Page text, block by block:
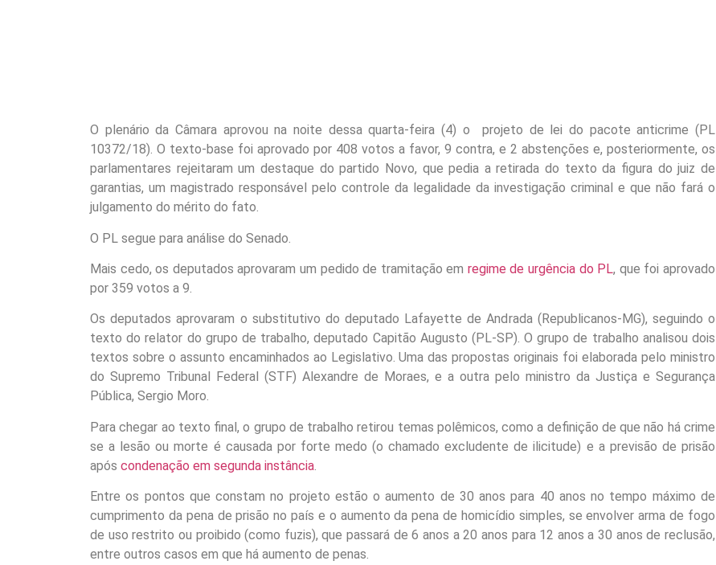
O plenário da Câmara aprovou na noite dessa quarta-feira (4) o projeto de lei do pacote anticrime (PL
10372/18). O texto-base foi aprovado por 408 votos a favor, 9 contra, e 2 abstenções e, posteriormente, os
parlamentares rejeitaram um destaque do partido Novo, que pedia a retirada do texto da figura do juiz de
garantias, um magistrado responsável pelo controle da legalidade da investigação criminal e que não fará o
julgamento do mérito do fato.
O PL segue para análise do Senado.
Mais cedo, os deputados aprovaram um pedido de tramitação em regime de urgência do PL, que foi aprovado
por 359 votos a 9.
Os deputados aprovaram o substitutivo do deputado Lafayette de Andrada (Republicanos-MG), seguindo o
texto do relator do grupo de trabalho, deputado Capitão Augusto (PL-SP). O grupo de trabalho analisou dois
textos sobre o assunto encaminhados ao Legislativo. Uma das propostas originais foi elaborada pelo ministro
do Supremo Tribunal Federal (STF) Alexandre de Moraes, e a outra pelo ministro da Justiça e Segurança
Pública, Sergio Moro.
Para chegar ao texto final, o grupo de trabalho retirou temas polêmicos, como a definição de que não há crime
se a lesão ou morte é causada por forte medo (o chamado excludente de ilicitude) e a previsão de prisão
após condenação em segunda instância.
Entre os pontos que constam no projeto estão o aumento de 30 anos para 40 anos no tempo máximo de
cumprimento da pena de prisão no país e o aumento da pena de homicídio simples, se envolver arma de fogo
de uso restrito ou proibido (como fuzis), que passará de 6 anos a 20 anos para 12 anos a 30 anos de reclusão,
entre outros casos em que há aumento de penas.